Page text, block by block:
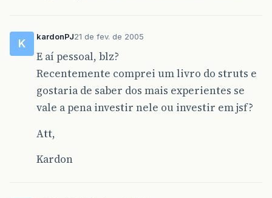
K
kardonPJ21 de fev. de 2005
E aí pessoal, blz?
Recentemente comprei um livro do struts e
gostaria de saber dos mais experientes se
vale a pena investir nele ou investir em jsf?
Att,
Kardon